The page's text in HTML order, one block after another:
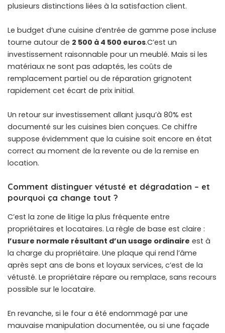
plusieurs distinctions liées à la satisfaction client.
Le budget d’une cuisine d’entrée de gamme pose incluse
tourne autour de 2 500 à 4 500 euros.C’est un
investissement raisonnable pour un meublé. Mais si les
matériaux ne sont pas adaptés, les coûts de
remplacement partiel ou de réparation grignotent
rapidement cet écart de prix initial.
Un retour sur investissement allant jusqu’à 80% est
documenté sur les cuisines bien conçues. Ce chiffre
suppose évidemment que la cuisine soit encore en état
correct au moment de la revente ou de la remise en
location.
Comment distinguer vétusté et dégradation – et
pourquoi ça change tout ?
C’est la zone de litige la plus fréquente entre
propriétaires et locataires. La règle de base est claire :
l’usure normale résultant d’un usage ordinaire est à
la charge du propriétaire. Une plaque qui rend l’âme
après sept ans de bons et loyaux services, c’est de la
vétusté. Le propriétaire répare ou remplace, sans recours
possible sur le locataire.
En revanche, si le four a été endommagé par une
mauvaise manipulation documentée, ou si une façade